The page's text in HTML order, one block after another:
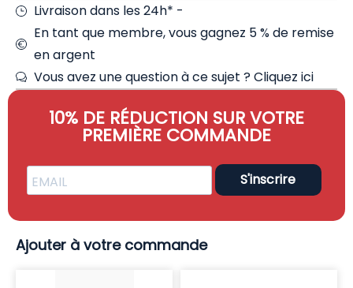
Livraison dans les 24h* -
En tant que membre, vous gagnez 5 % de remise
en argent
Vous avez une question à ce sujet ?Cliquez ici
10% DE RÉDUCTION SUR VOTRE
PREMIÈRE COMMANDE
S'inscrire
Ajouter à votre commande